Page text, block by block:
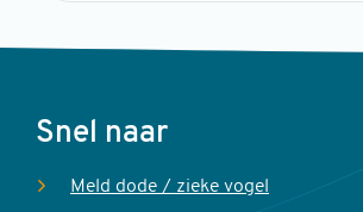
Voet
Snel naar
Meld dode / zieke vogel